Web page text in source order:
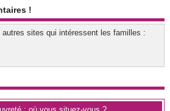
!
sites qui intéressent les familles :